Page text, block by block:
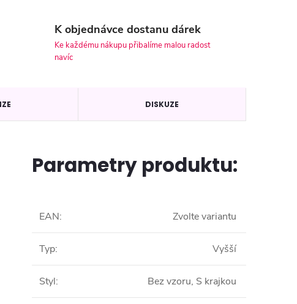
K objednávce dostanu dárek
Ke každému nákupu přibalíme malou radost
navíc
DISKUZE
Parametry produktu:
EAN: Zvolte variantu
Typ: Vyšší
Styl: Bez vzoru, S krajkou